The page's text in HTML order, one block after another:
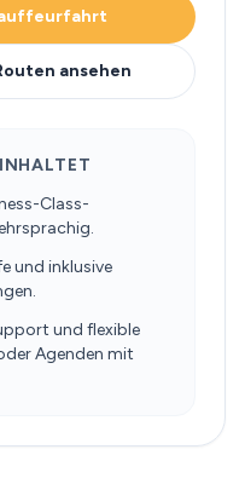
ansehen
Class-
und inklusive
und flexible
Agenden mit